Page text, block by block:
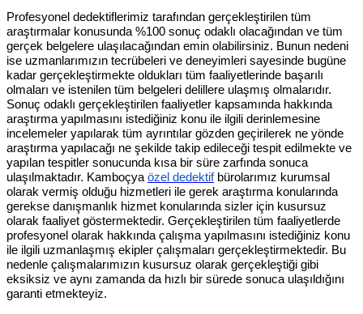
Profesyonel dedektiflerimiz tarafından gerçekleştirilen tüm
araştırmalar konusunda %100 sonuç odaklı olacağından ve tüm
gerçek belgelere ulaşılacağından emin olabilirsiniz. Bunun nedeni
ise uzmanlarımızın tecrübeleri ve deneyimleri sayesinde bugüne
kadar gerçekleştirmekte oldukları tüm faaliyetlerinde başarılı
olmaları ve istenilen tüm belgeleri delillere ulaşmış olmalarıdır.
Sonuç odaklı gerçekleştirilen faaliyetler kapsamında hakkında
araştırma yapılmasını istediğiniz konu ile ilgili derinlemesine
incelemeler yapılarak tüm ayrıntılar gözden geçirilerek ne yönde
araştırma yapılacağı ne şekilde takip edileceği tespit edilmekte ve
yapılan tespitler sonucunda kısa bir süre zarfında sonuca
ulaşılmaktadır. Kamboçyaözel dedektifbürolarımız kurumsal
olarak vermiş olduğu hizmetleri ile gerek araştırma konularında
gerekse danışmanlık hizmet konularında sizler için kusursuz
olarak faaliyet göstermektedir. Gerçekleştirilen tüm faaliyetlerde
profesyonel olarak hakkında çalışma yapılmasını istediğiniz konu
ile ilgili uzmanlaşmış ekipler çalışmaları gerçekleştirmektedir. Bu
nedenle çalışmalarımızın kusursuz olarak gerçekleştiği gibi
eksiksiz ve aynı zamanda da hızlı bir sürede sonuca ulaşıldığını
garanti etmekteyiz.